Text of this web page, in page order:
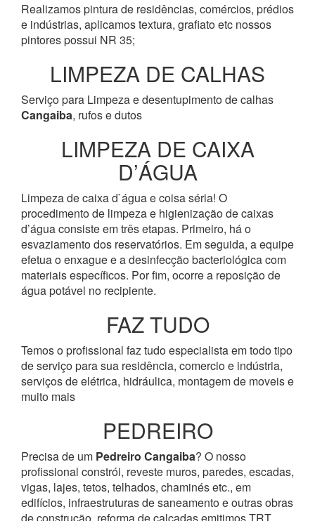
Realizamos pintura de residências, comércios, prédios
e indústrias, aplicamos textura, grafiato etc nossos
pintores possui NR 35;
LIMPEZA DE CALHAS
Serviço para Limpeza e desentupimento de calhas
Cangaiba, rufos e dutos
LIMPEZA DE CAIXA
D’ÁGUA
Limpeza de caixa d`água e coisa séria! O
procedimento de limpeza e higienização de caixas
d’água consiste em três etapas. Primeiro, há o
esvaziamento dos reservatórios. Em seguida, a equipe
efetua o enxague e a desinfecção bacteriológica com
materiais específicos. Por fim, ocorre a reposição de
água potável no recipiente.
FAZ TUDO
Temos o profissional faz tudo especialista em todo tipo
de serviço para sua residência, comercio e indústria,
serviços de elétrica, hidráulica, montagem de moveis e
muito mais
PEDREIRO
Precisa de um Pedreiro Cangaiba? O nosso
profissional constrói, reveste muros, paredes, escadas,
vigas, lajes, tetos, telhados, chaminés etc., em
edifícios, infraestruturas de saneamento e outras obras